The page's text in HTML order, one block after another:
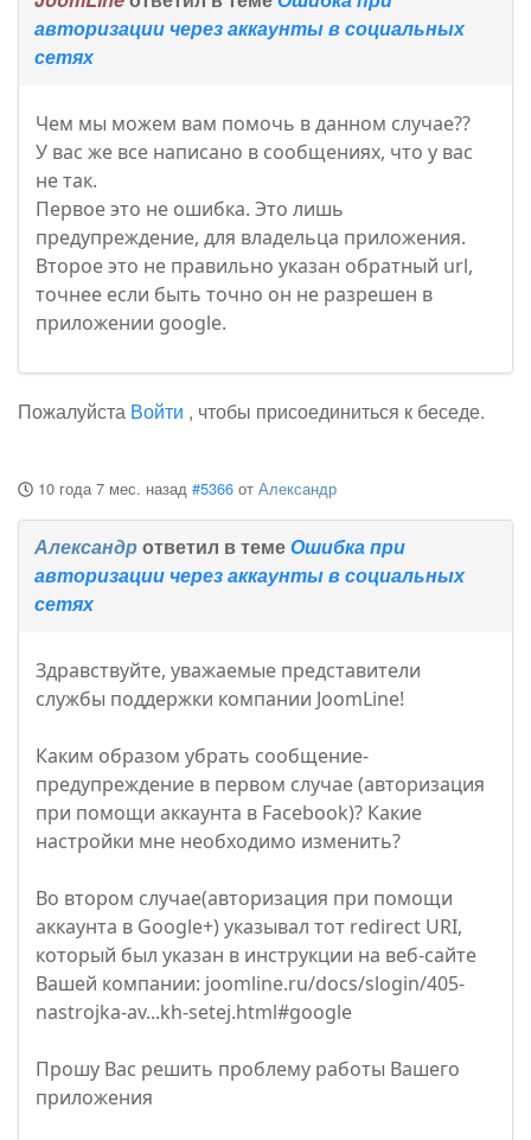
авторизации через аккаунты в социальных
сетях
Чем мы можем вам помочь в данном случае??
У вас же все написано в сообщениях, что у вас
не так.
Первое это не ошибка. Это лишь
предупреждение, для владельца приложения.
Второе это не правильно указан обратный url,
точнее если быть точно он не разрешен в
приложении google.
Пожалуйста Войти , чтобы присоединиться к беседе.
10 года 7 мес. назад #5366 от Александр
Александрответил в темеОшибка при
авторизации через аккаунты в социальных
сетях
Здравствуйте, уважаемые представители
службы поддержки компании JoomLine!
Каким образом убрать сообщение-
предупреждение в первом случае (авторизация
при помощи аккаунта в Facebook)? Какие
настройки мне необходимо изменить?
Во втором случае(авторизация при помощи
аккаунта в Google+) указывал тот redirect URI,
который был указан в инструкции на веб-сайте
Вашей компании: joomline.ru/docs/slogin/405-
nastrojka-av...kh-setej.html#google
Прошу Вас решить проблему работы Вашего
приложения